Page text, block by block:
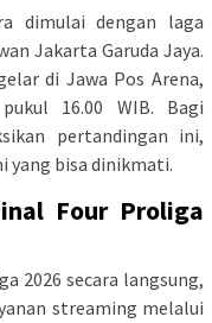
dimulai dengan laga
Jakarta Garuda Jaya.
di Jawa Pos Arena,
16.00 WIB. Bagi
pertandingan ini,
yang bisa dinikmati.
Four Proliga
2026 secara langsung,
streaming melalui